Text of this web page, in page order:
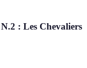
: Les Chevaliers